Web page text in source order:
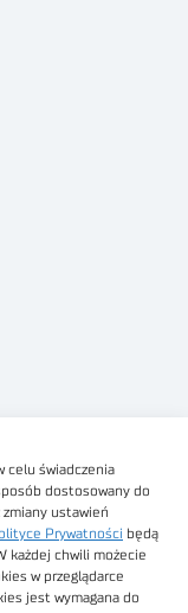
celu świadczenia
dostosowany do
ustawień
Prywatności będą
każdej chwili możecie
w przeglądarce
jest wymagana do